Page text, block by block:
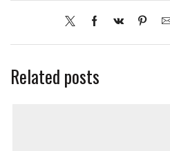
Related posts